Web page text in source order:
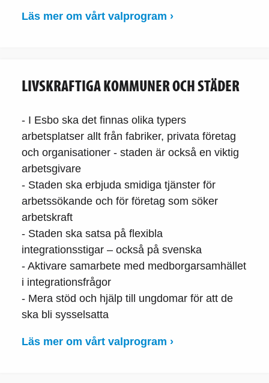
Läs mer om vårt valprogram ›
LIVSKRAFTIGA KOMMUNER OCH STÄDER
- I Esbo ska det finnas olika typers
arbetsplatser allt från fabriker, privata företag
och organisationer - staden är också en viktig
arbetsgivare
- Staden ska erbjuda smidiga tjänster för
arbetssökande och för företag som söker
arbetskraft
- Staden ska satsa på flexibla
integrationsstigar – också på svenska
- Aktivare samarbete med medborgarsamhället
i integrationsfrågor
- Mera stöd och hjälp till ungdomar för att de
ska bli sysselsatta
Läs mer om vårt valprogram ›